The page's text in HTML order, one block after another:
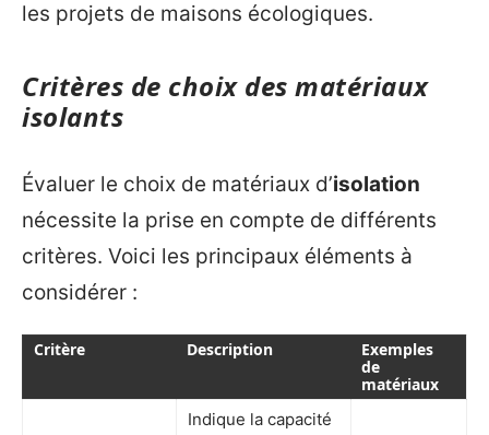
les projets de maisons écologiques.
Critères de choix des matériaux
isolants
Évaluer le choix de matériaux d’isolation
nécessite la prise en compte de différents
critères. Voici les principaux éléments à
considérer :
Critère Description
Exemples
de
matériaux
Indique la capacité